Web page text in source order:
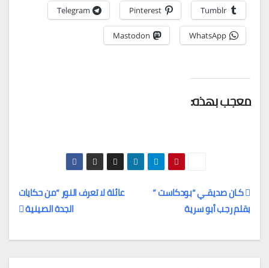
Tumblr
Pinterest
Telegram
WhatsApp
Mastodon
معجب بهذه:
تصفّح
المقالات
عائلة لا تعرف النور “من حكايات
الجدة الصينية
كـان صديقـي “بودكاست ”
بقلم رجب أبو سرية